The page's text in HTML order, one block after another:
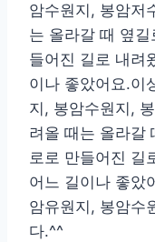
암수원지, 봉암저
는 올라갈 때 옆
들어진 길로 내려
이나 좋았어요.이
지, 봉암수원지,
려올 때는 올라갈
로로 만들어진 길
어느 길이나 좋았
암유원지, 봉암수
다.^^